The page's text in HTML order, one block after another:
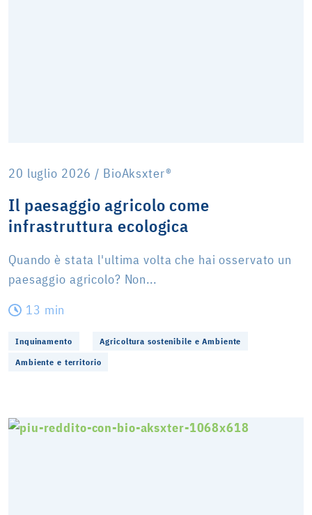
20 luglio 2026 / BioAksxter®
Il paesaggio agricolo come
infrastruttura ecologica
Quando è stata l'ultima volta che hai osservato un
paesaggio agricolo? Non...
13 min
Inquinamento
Agricoltura sostenibile e Ambiente
Ambiente e territorio